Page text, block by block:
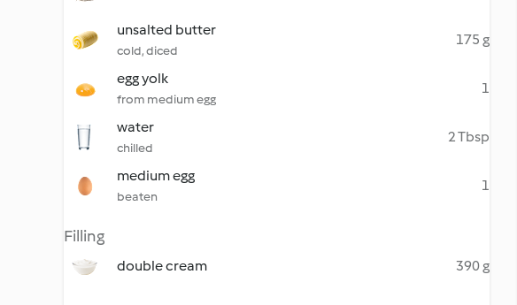
unsalted butter
cold, diced
175 g
egg yolk
from medium egg
1
water
chilled
2 Tbsp
medium egg
beaten
1
Filling
double cream 390 g